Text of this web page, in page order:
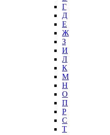
Г
Д
Е
Ж
З
И
Л
К
М
Н
О
П
Р
С
Т